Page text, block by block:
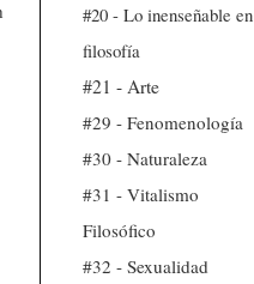
#20 - Lo inenseñable en
filosofía
#21 - Arte
#29 - Fenomenología
#30 - Naturaleza
#31 - Vitalismo
Filosófico
#32 - Sexualidad